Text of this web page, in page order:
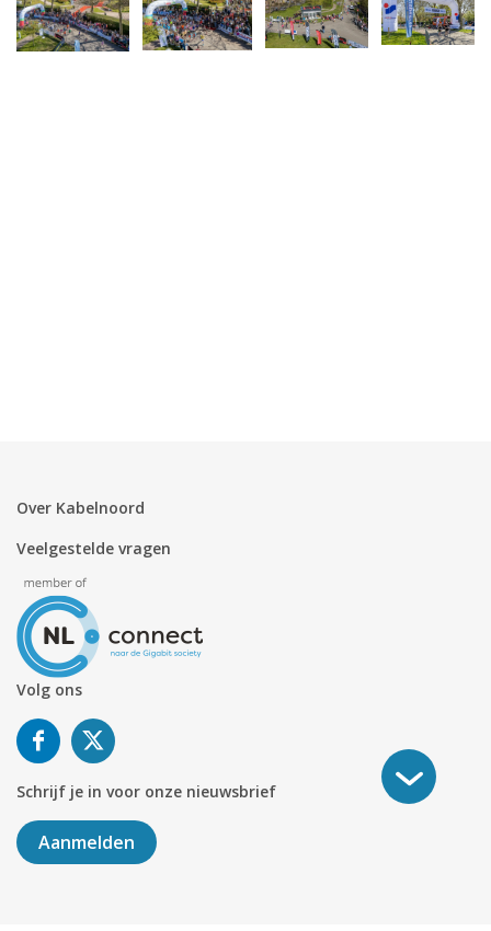
Over Kabelnoord
Veelgestelde vragen
Volg ons
Schrijf je in voor onze nieuwsbrief
Aanmelden